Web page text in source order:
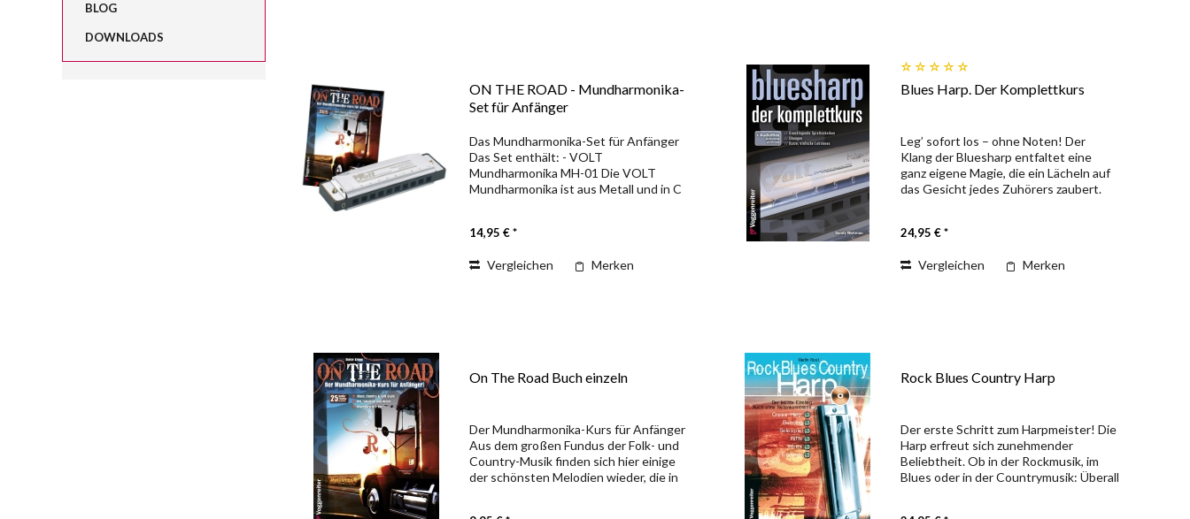
BLOG
DOWNLOADS
ON THE ROAD - Mundharmonika-
Set für Anfänger
Das Mundharmonika-Set für Anfänger
Das Set enthält: - VOLT
Mundharmonika MH-01 Die VOLT
Mundharmonika ist aus Metall und in C
Eigenschaften: Deckel aus Edelstahl,...
14,95 € *
Vergleichen Merken
Blues Harp. Der Komplettkurs
Leg’ sofort los – ohne Noten! Der
Klang der Bluesharp entfaltet eine
ganz eigene Magie, die ein Lächeln auf
das Gesicht jedes Zuhörers zaubert.
Spieltechniken über...
24,95 € *
Vergleichen Merken
On The Road Buch einzeln
Der Mundharmonika-Kurs für Anfänger
Aus dem großen Fundus der Folk- und
Country-Musik finden sich hier einige
der schönsten Melodien wieder, die in
Rock Blues Country Harp
Der erste Schritt zum Harpmeister! Die
Harp erfreut sich zunehmender
Beliebtheit. Ob in der Rockmusik, im
Blues oder in der Countrymusik: Überall